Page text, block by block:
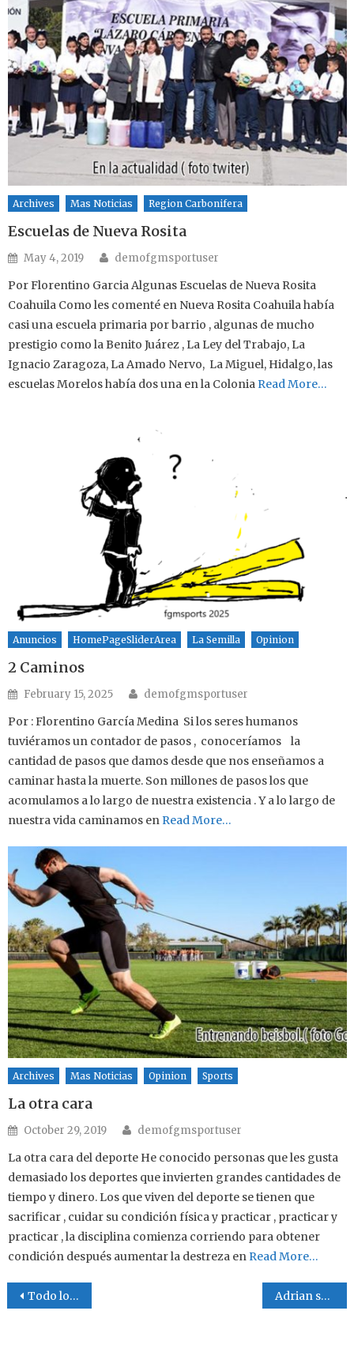
Archives Mas Noticias Region Carbonifera
Escuelas de Nueva Rosita
Posted on
May 4, 2019 Author
demofgmsportuser
Por Florentino Garcia Algunas Escuelas de Nueva Rosita
Coahuila Como les comenté en Nueva Rosita Coahuila había
casi una escuela primaria por barrio , algunas de mucho
prestigio como la Benito Juárez , La Ley del Trabajo, La
Ignacio Zaragoza, La Amado Nervo, La Miguel, Hidalgo, las
escuelas Morelos había dos una en la Colonia Read More…
Anuncios HomePageSliderArea La Semilla Opinion
2 Caminos
Posted on
February 15, 2025 Author
demofgmsportuser
Por : Florentino García Medina Si los seres humanos
tuviéramos un contador de pasos , conoceríamos la
cantidad de pasos que damos desde que nos enseñamos a
caminar hasta la muerte. Son millones de pasos los que
acomulamos a lo largo de nuestra existencia . Y a lo largo de
nuestra vida caminamos en Read More…
Archives Mas Noticias Opinion Sports
La otra cara
Posted on
October 29, 2019 Author
demofgmsportuser
La otra cara del deporte He conocido personas que les gusta
demasiado los deportes que invierten grandes cantidades de
tiempo y dinero. Los que viven del deporte se tienen que
sacrificar , cuidar su condición física y practicar , practicar y
practicar , la disciplina comienza corriendo para obtener
condición después aumentar la destreza en Read More…
Post navigation
Todo lo puedo Adrian se retira